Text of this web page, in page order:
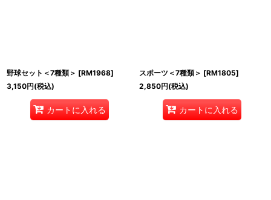
野球セット＜7種類＞ [RM1968]
3,150円(税込)
カートに入れる
スポーツ＜7種類＞ [RM1805]
2,850円(税込)
カートに入れる